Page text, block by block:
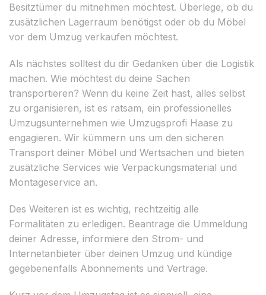
Besitztümer du mitnehmen möchtest. Überlege, ob du
zusätzlichen Lagerraum benötigst oder ob du Möbel
vor dem Umzug verkaufen möchtest.
Als nächstes solltest du dir Gedanken über die Logistik
machen. Wie möchtest du deine Sachen
transportieren? Wenn du keine Zeit hast, alles selbst
zu organisieren, ist es ratsam, ein professionelles
Umzugsunternehmen wie Umzugsprofi Haase zu
engagieren. Wir kümmern uns um den sicheren
Transport deiner Möbel und Wertsachen und bieten
zusätzliche Services wie Verpackungsmaterial und
Montageservice an.
Des Weiteren ist es wichtig, rechtzeitig alle
Formalitäten zu erledigen. Beantrage die Ummeldung
deiner Adresse, informiere den Strom- und
Internetanbieter über deinen Umzug und kündige
gegebenenfalls Abonnements und Verträge.